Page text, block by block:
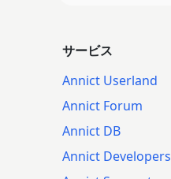
サービス
Annict Userland
Annict Forum
Annict DB
Annict Developers